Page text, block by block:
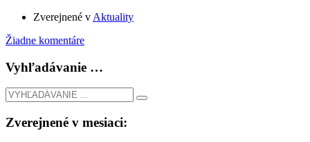
Zverejnené v Aktuality
Žiadne komentáre
Vyhľadávanie …
Zverejnené v mesiaci: